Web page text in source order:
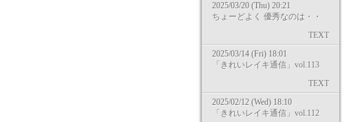
2025/03/20 (Thu) 20:21
ちょーどよく 優秀なのは・・
TEXT
2025/03/14 (Fri) 18:01
「きれいレイキ通信」vol.113
TEXT
2025/02/12 (Wed) 18:10
「きれいレイキ通信」vol.112